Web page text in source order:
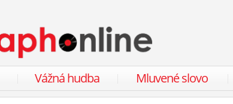
Vážná hudba Mluvené slovo